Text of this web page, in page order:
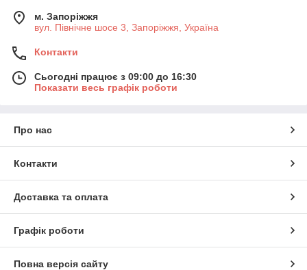
м. Запоріжжя
вул. Північне шосе 3, Запоріжжя, Україна
Контакти
Сьогодні працює з 09:00 до 16:30
Показати весь графік роботи
Про нас
Контакти
Доставка та оплата
Графік роботи
Повна версія сайту